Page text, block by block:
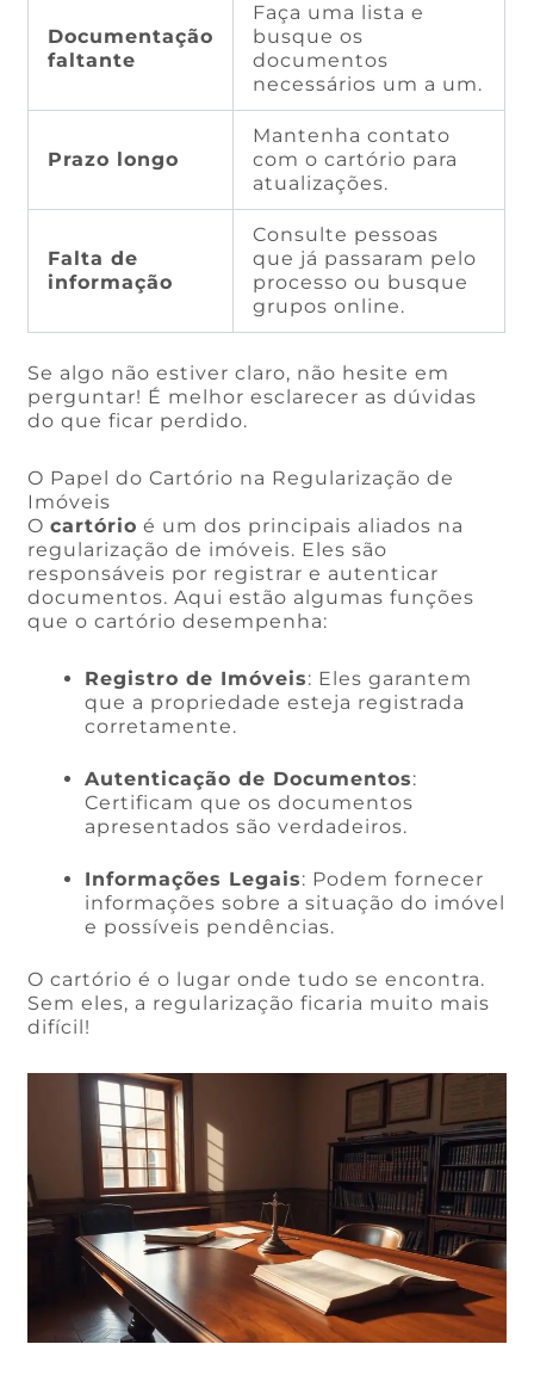
Documentação
faltante
Faça uma lista e
busque os
documentos
necessários um a um.
Prazo longo
Mantenha contato
com o cartório para
atualizações.
Falta de
informação
Consulte pessoas
que já passaram pelo
processo ou busque
grupos online.
Se algo não estiver claro, não hesite em
perguntar! É melhor esclarecer as dúvidas
do que ficar perdido.
O Papel do Cartório na Regularização de
Imóveis
Ocartório é um dos principais aliados na
regularização de imóveis. Eles são
responsáveis por registrar e autenticar
documentos. Aqui estão algumas funções
que o cartório desempenha:
Registro de Imóveis: Eles garantem
que a propriedade esteja registrada
corretamente.
Autenticação de Documentos:
Certificam que os documentos
apresentados são verdadeiros.
Informações Legais: Podem fornecer
informações sobre a situação do imóvel
e possíveis pendências.
O cartório é o lugar onde tudo se encontra.
Sem eles, a regularização ficaria muito mais
difícil!